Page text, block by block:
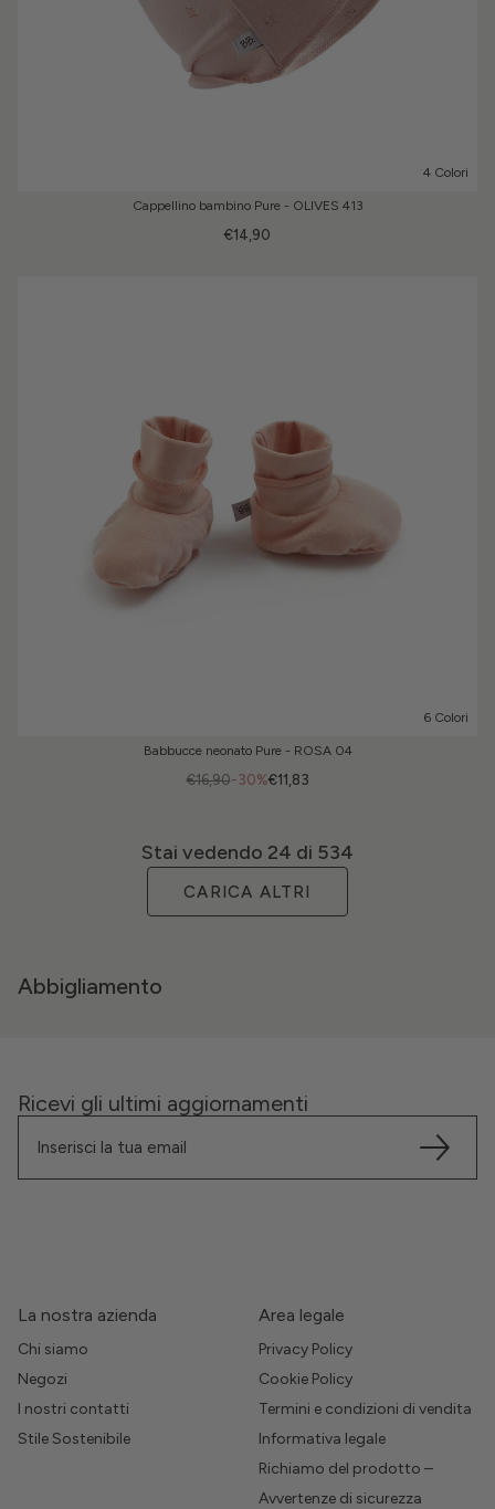
4 Colori
Cappellino bambino Pure - OLIVES 413
€14,90
6 Colori
Babbucce neonato Pure - ROSA 04
-30%
€16,90 €11,83
Stai vedendo 24 di 534
CARICA ALTRI
Abbigliamento
Ricevi gli ultimi aggiornamenti
La nostra azienda
Chi siamo
Negozi
I nostri contatti
Stile Sostenibile
Area legale
Privacy Policy
Cookie Policy
Termini e condizioni di vendita
Informativa legale
Richiamo del prodotto –
Avvertenze di sicurezza